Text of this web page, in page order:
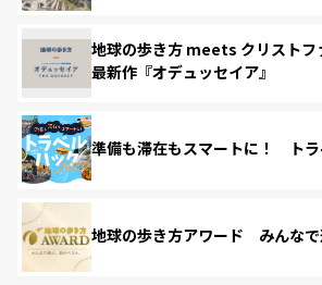
地球の歩き方 meets クリストフ
最新作『オデュッセイア』
準備も滞在もスマートに！ ト
地球の歩き方アワード みんなで